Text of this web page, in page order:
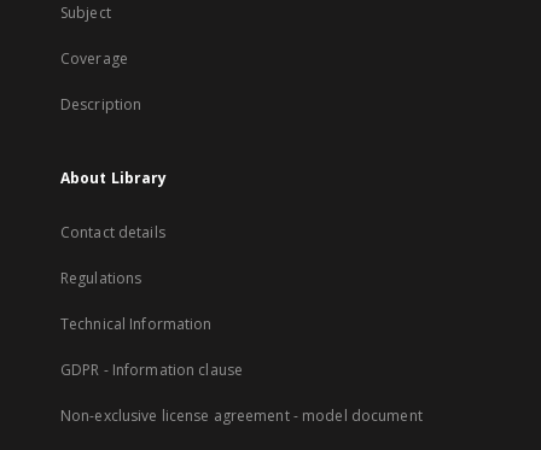
Subject
Coverage
Description
About Library
Contact details
Regulations
Technical Information
GDPR - Information clause
Non-exclusive license agreement - model document